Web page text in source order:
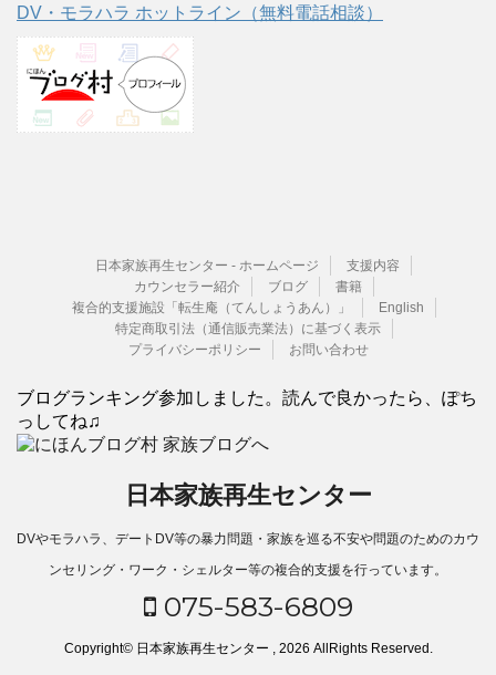
DV・モラハラ ホットライン（無料電話相談）
日本家族再生センター - ホームページ
支援内容
カウンセラー紹介
ブログ
書籍
複合的支援施設「転生庵（てんしょうあん）」
English
特定商取引法（通信販売業法）に基づく表示
プライバシーポリシー
お問い合わせ
ブログランキング参加しました。読んで良かったら、ぽち
っしてね♫
日本家族再生センター
DVやモラハラ、デートDV等の暴力問題・家族を巡る不安や問題のためのカウ
ンセリング・ワーク・シェルター等の複合的支援を行っています。
075-583-6809
Copyright© 日本家族再生センター , 2026 AllRights Reserved.